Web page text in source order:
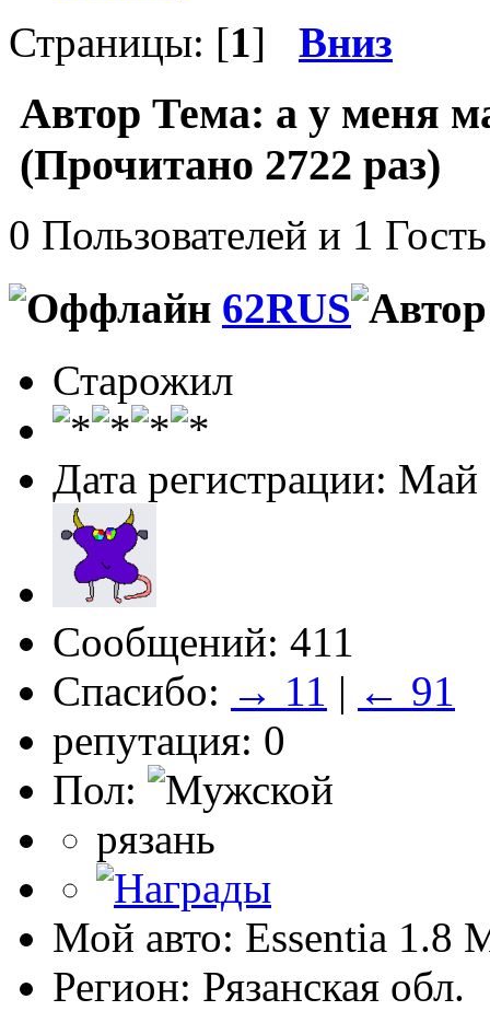
Страницы: [1] Вниз
Автор Тема: а у меня
(Прочитано 2722 раз)
0 Пользователей и 1
62RUS
Старожил
Дата регистрации: Май
Сообщений: 411
Спасибо: → 11 | ← 91
репутация: 0
Пол:
рязань
Мой авто: Essentia 1.8
Регион: Рязанская обл.